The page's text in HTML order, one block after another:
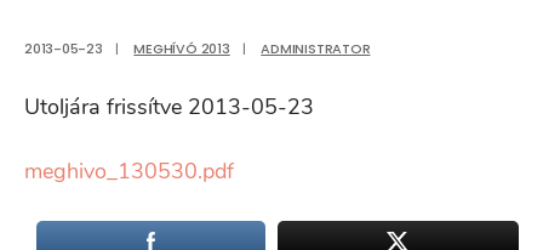
2013-05-23 | MEGHÍVÓ 2013 | ADMINISTRATOR
Utoljára frissítve 2013-05-23
meghivo_130530.pdf